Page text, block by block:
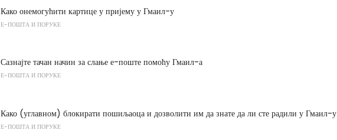
Како онемогућити картице у пријему у Гмаил-у
Е-ПОШТА И ПОРУКЕ
Сазнајте тачан начин за слање е-поште помоћу Гмаил-а
Е-ПОШТА И ПОРУКЕ
Како (углавном) блокирати пошиљаоца и дозволити им да знате да ли сте радили у Гмаил-у
Е-ПОШТА И ПОРУКЕ